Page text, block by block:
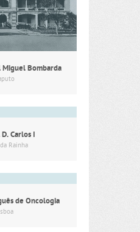
Bombarda
Carlos I
Rainha
de Oncologia